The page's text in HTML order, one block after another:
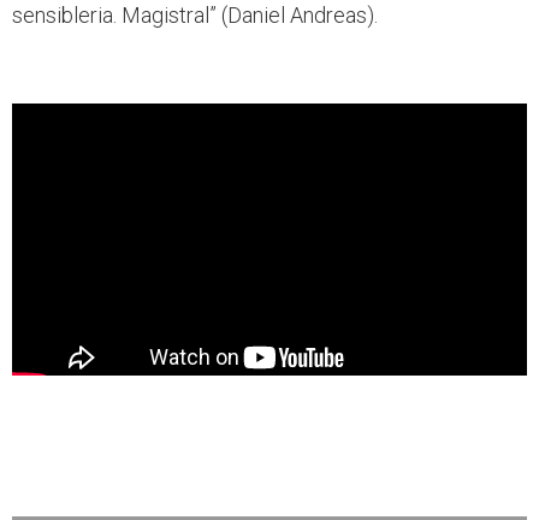
sensibleria. Magistral” (Daniel Andreas).